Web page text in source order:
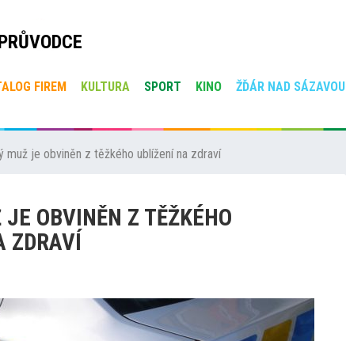
FIREM KULTURA SPORT KINO ŽĎÁR NAD SÁZAVOU
muž je obviněn z těžkého ublížení na zdraví
OBVINĚN Z TĚŽKÉHO
ZDRAVÍ